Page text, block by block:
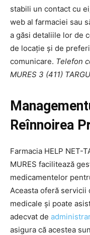
stabili un contact cu
web al farmaciei sau
a găsi detaliile lor de
de locație și de
comunicare. Telefon
MURES 3 (411)
Reînnoirea
Farmacia HELP NET-
MURES facilitează
medicamentelor
Aceasta oferă
medicale și poate
adecvat de
asigura că acestea